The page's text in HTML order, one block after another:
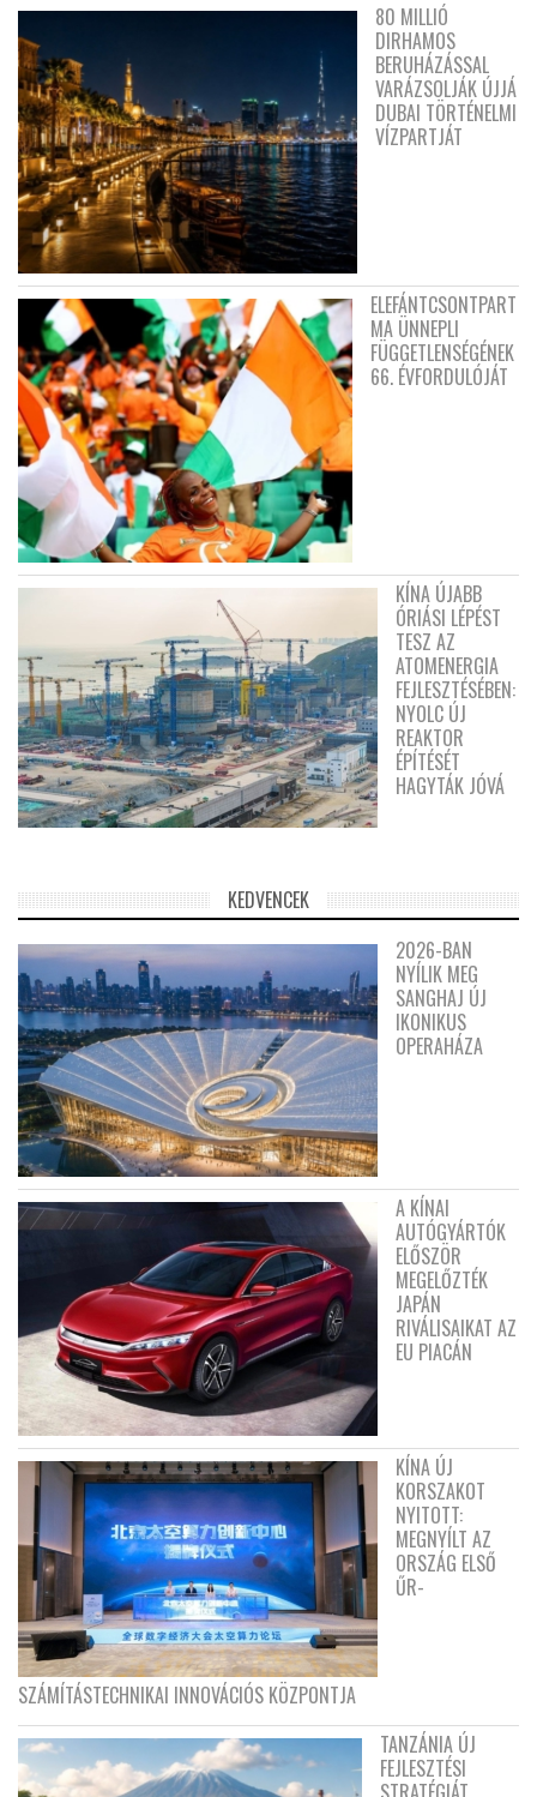
80 MILLIÓ
DIRHAMOS
BERUHÁZÁSSAL
VARÁZSOLJÁK ÚJJÁ
DUBAI TÖRTÉNELMI
VÍZPARTJÁT
ELEFÁNTCSONTPART
MA ÜNNEPLI
FÜGGETLENSÉGÉNEK
66. ÉVFORDULÓJÁT
KÍNA ÚJABB
ÓRIÁSI LÉPÉST
TESZ AZ
ATOMENERGIA
FEJLESZTÉSÉBEN:
NYOLC ÚJ
REAKTOR
ÉPÍTÉSÉT
HAGYTÁK JÓVÁ
KEDVENCEK
2026-BAN
NYÍLIK MEG
SANGHAJ ÚJ
IKONIKUS
OPERAHÁZA
A KÍNAI
AUTÓGYÁRTÓK
ELŐSZÖR
MEGELŐZTÉK
JAPÁN
RIVÁLISAIKAT AZ
EU PIACÁN
KÍNA ÚJ
KORSZAKOT
NYITOTT:
MEGNYÍLT AZ
ORSZÁG ELSŐ
ŰR-
SZÁMÍTÁSTECHNIKAI INNOVÁCIÓS KÖZPONTJA
TANZÁNIA ÚJ
FEJLESZTÉSI